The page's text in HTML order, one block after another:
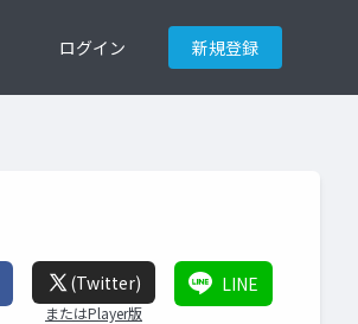
ログイン 新規登録
(Twitter)
またはPlayer版
LINE